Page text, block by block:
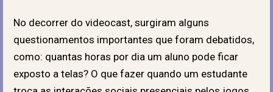
No decorrer do videocast, surgiram alguns
questionamentos importantes que foram debatidos,
como: quantas horas por dia um aluno pode ficar
exposto a telas? O que fazer quando um estudante